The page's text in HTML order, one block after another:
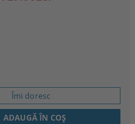
Îmi doresc